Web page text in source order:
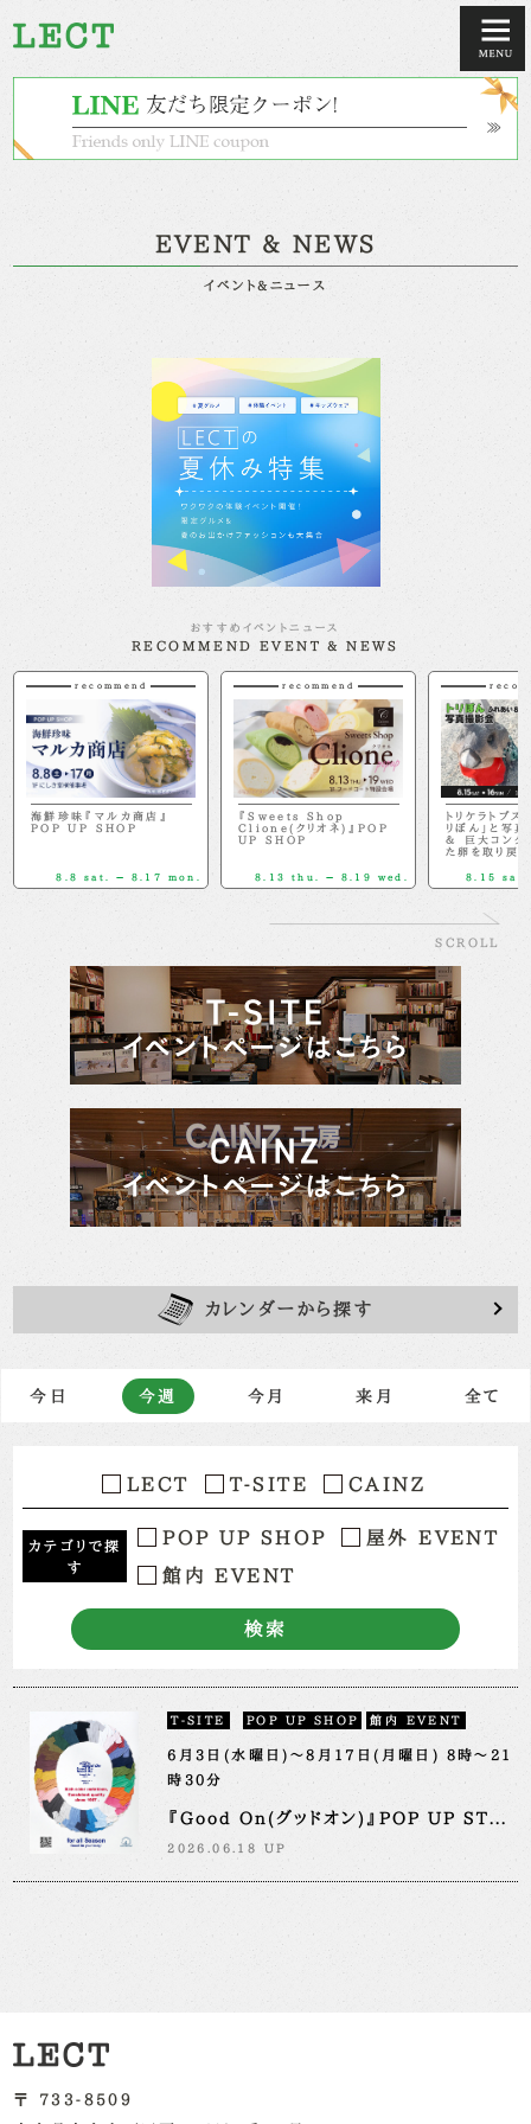
EVENT & NEWS
イベント&ニュース
おすすめイベントニュース
RECOMMEND EVENT & NEWS
recommend
海鮮珍味『マルカ商店』
POP UP SHOP
8.8 sat. － 8.17 mon.
recommend
『Sweets Shop
Clione(クリオネ)』POP
UP SHOP
8.13 thu. － 8.19 wed.
トリケラトプス
リぼん」と写
＆ 巨大コング
た卵を取り戻せ
8.15 sat.
SCROLL
カレンダーから探す
今日 今週 今月 来月 全て
LECT T-SITE CAINZ
カテゴリで探
す
POP UP SHOP
屋外 EVENT
館内 EVENT
検索
T-SITE POP UP SHOP 館内 EVENT
6月3日(水曜日)～8月17日(月曜日) 8時～21
時30分
『Good On(グッドオン)』POP UP ST...
2026.06.18 UP
〒 733-8509